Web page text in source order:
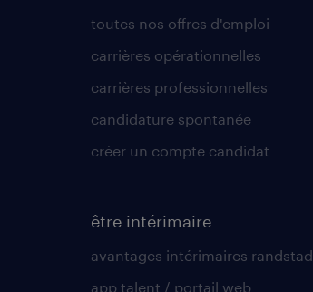
toutes nos offres d'emploi
carrières opérationnelles
carrières professionnelles
candidature spontanée
créer un compte candidat
être intérimaire
avantages intérimaires randstad
app talent / portail web